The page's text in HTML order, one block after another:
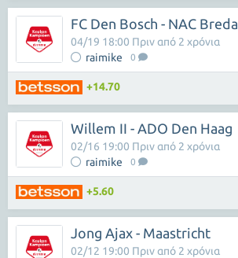
FC Den Bosch - NAC Breda
raimike 0
04/19 18:00 Πριν από 2 χρόνια
+14.70
Willem II - ADO Den Haag
raimike 0
02/16 19:00 Πριν από 2 χρόνια
+5.60
Jong Ajax - Maastricht
02/12 19:00 Πριν από 2 χρόνια